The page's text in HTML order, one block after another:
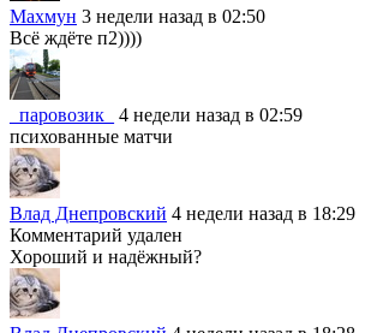
Махмун 3 недели назад в 02:50
Всё ждёте п2))))
_паровозик_
4 недели назад в 02:59
психованные матчи
Влад Днепровский 4 недели назад в 18:29
Комментарий удален
Хороший и надёжный?